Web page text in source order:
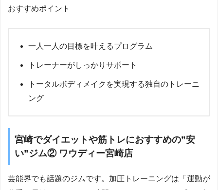
おすすめポイント
一人一人の目標を叶えるプログラム
トレーナーがしっかりサポート
トータルボディメイクを実現する独自のトレーニ
ング
宮崎でダイエットや筋トレにおすすめの”安
い”ジム② ワウディー宮崎店
芸能界でも話題のジムです。加圧トレーニングは「運動が